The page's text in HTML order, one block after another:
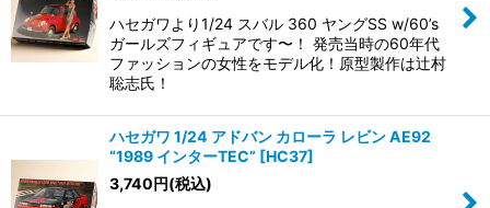
ハセガワより1/24 スバル 360 ヤングSS w/60’s
ガールズフィギュアです〜！ 発売当時の60年代
ファッションの女性をモデル化！原型製作は辻村
聡志氏！
ハセガワ 1/24 アドバン カローラ レビン AE92
“1989 インターTEC” [HC37]
3,740円(税込)